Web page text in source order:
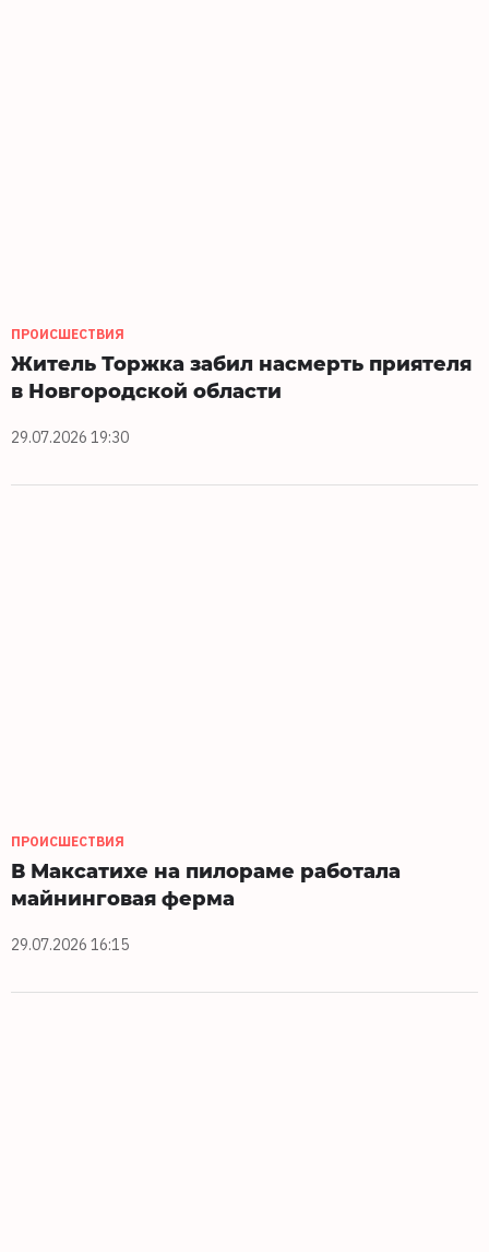
ПРОИСШЕСТВИЯ
Житель Торжка забил насмерть приятеля
в Новгородской области
29.07.2026 19:30
ПРОИСШЕСТВИЯ
В Максатихе на пилораме работала
майнинговая ферма
29.07.2026 16:15